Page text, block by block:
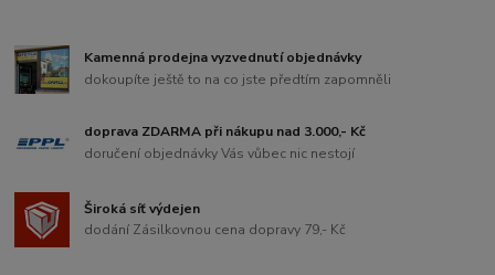
Kamenná prodejna vyzvednutí objednávky
dokoupíte ještě to na co jste předtím zapomněli
doprava ZDARMA při nákupu nad 3.000,- Kč
doručení objednávky Vás vůbec nic nestojí
Široká síť výdejen
dodání Zásilkovnou cena dopravy 79,- Kč